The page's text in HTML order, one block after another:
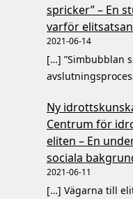
spricker” – En
varför
2021-06-14
[…] ”Simbubblan
Ny
Centrum för
eliten – En
sociala
2021-06-11
[…] Vägarna till